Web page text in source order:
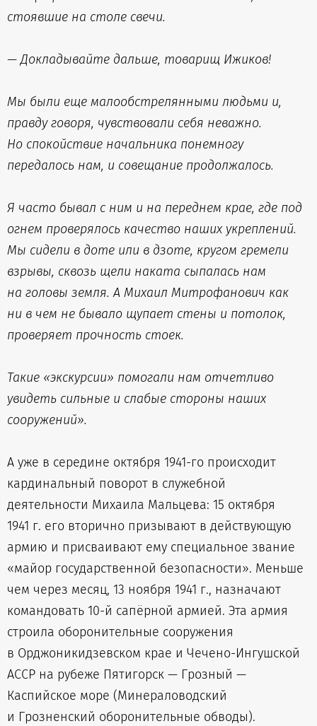
стоявшие на столе свечи.
— Докладывайте дальше, товарищ Ижиков!
Мы были еще малообстрелянными людьми и,
правду говоря, чувствовали себя неважно.
Но спокойствие начальника понемногу
передалось нам, и совещание продолжалось.
Я часто бывал с ним и на переднем крае, где под
огнем проверялось качество наших укреплений.
Мы сидели в доте или в дзоте, кругом гремели
взрывы, сквозь щели наката сыпалась нам
на головы земля. А Михаил Митрофанович как
ни в чем не бывало щупает стены и потолок,
проверяет прочность стоек.
Такие «экскурсии» помогали нам отчетливо
увидеть сильные и слабые стороны наших
сооружений».
А уже в середине октября 1941-го происходит
кардинальный поворот в служебной
деятельности Михаила Мальцева: 15 октября
1941 г. его вторично призывают в действующую
армию и присваивают ему специальное звание
«майор государственной безопасности». Меньше
чем через месяц, 13 ноября 1941 г., назначают
командовать 10-й сапёрной армией. Эта армия
строила оборонительные сооружения
в Орджоникидзевском крае и Чечено-Ингушской
АССР на рубеже Пятигорск — Грозный —
Каспийское море (Минераловодский
и Грозненский оборонительные обводы).